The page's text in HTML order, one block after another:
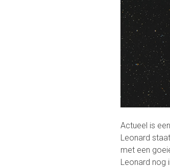
Actueel is
Leonard
met een
Leonard nog